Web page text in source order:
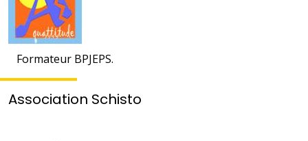
Formateur BPJEPS.
Association Schisto